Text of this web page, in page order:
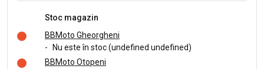
Stoc magazin
BBMoto Gheorgheni
-
Nu este în stoc (undefined undefined)
BBMoto Otopeni